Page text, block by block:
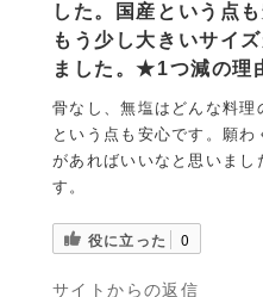
した。国産という点
もう少し大きいサイ
ました。★1つ減の理
骨なし、無塩はどんな料理
という点も安心です。願
があればいいなと思いま
す。
役に立った 0
サイトからの返信